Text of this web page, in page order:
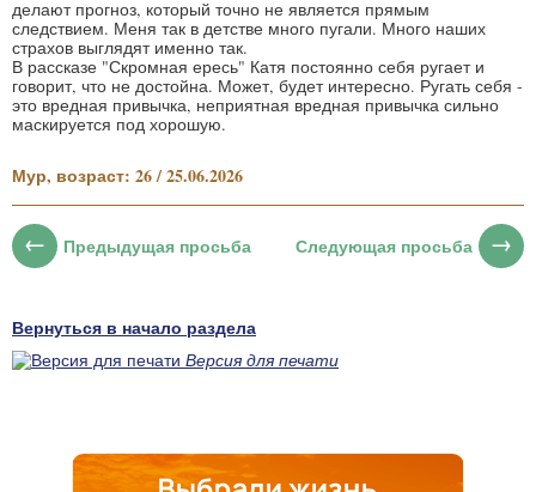
делают прогноз, который точно не является прямым
следствием. Меня так в детстве много пугали. Много наших
страхов выглядят именно так.
В рассказе "Скромная ересь" Катя постоянно себя ругает и
говорит, что не достойна. Может, будет интересно. Ругать себя -
это вредная привычка, неприятная вредная привычка сильно
маскируется под хорошую.
Мур, возраст: 26 / 25.06.2026
Предыдущая просьба Следующая просьба
Вернуться в начало раздела
Версия для печати